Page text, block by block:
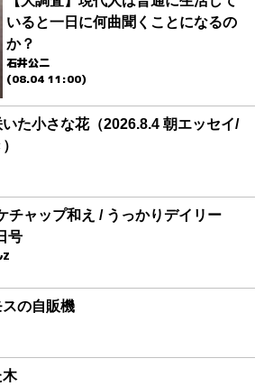
いると一日に何曲聞くことになるの
か？
石井公二
(08.04 11:00)
た小さな花（2026.8.4 朝エッセイ/
チャップ和え / うっかりデイリー
号
Z
の自販機
木